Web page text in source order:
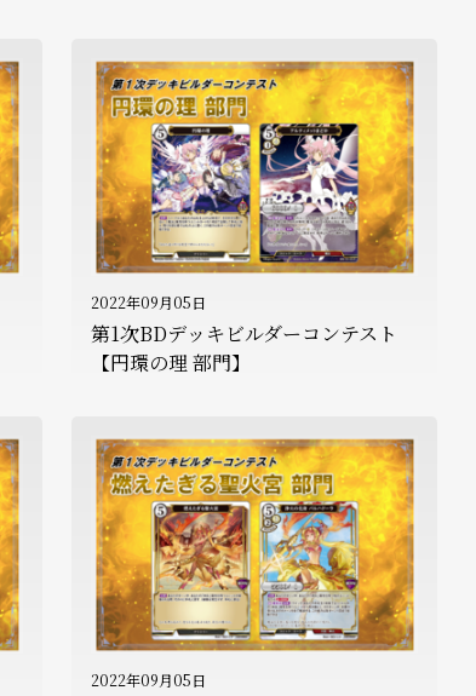
2022年09月05日
第1次BDデッキビルダーコンテスト
【円環の理 部門】
2022年09月05日